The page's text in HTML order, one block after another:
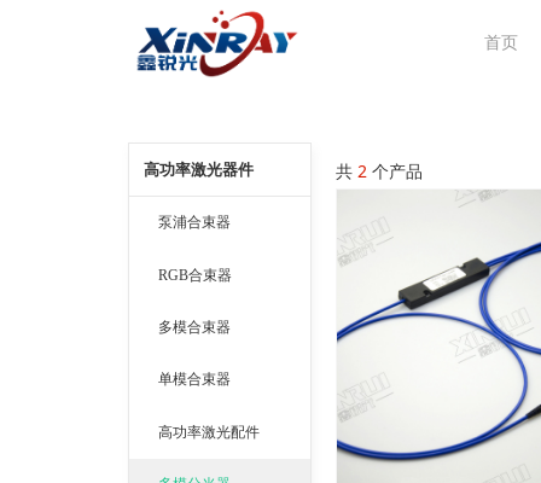
首页
共 2 个产品
高功率激光器件
泵浦合束器
RGB合束器
多模合束器
单模合束器
高功率激光配件